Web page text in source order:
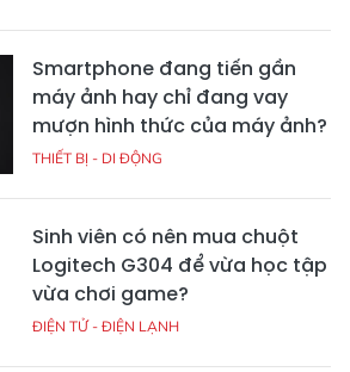
Smartphone đang tiến gần
máy ảnh hay chỉ đang vay
mượn hình thức của máy ảnh?
THIẾT BỊ - DI ĐỘNG
Sinh viên có nên mua chuột
Logitech G304 để vừa học tập
vừa chơi game?
ĐIỆN TỬ - ĐIỆN LẠNH